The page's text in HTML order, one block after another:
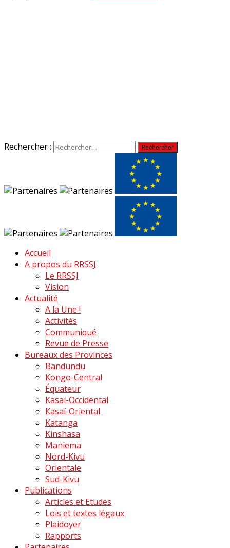
Rechercher :
Accueil
A propos du RRSSJ
Le RRSSJ
Vision
Actualité
A la Une !
Activités
Communiqué
Revue de Presse
Bureaux des Provinces
Bandundu
Kongo-Central
Équateur
Kasaï-Occidental
Kasaï-Oriental
Katanga
Kinshasa
Maniema
Nord-Kivu
Orientale
Sud-Kivu
Publications
Articles et Etudes
Lois et textes légaux
Plaidoyer
Rapports